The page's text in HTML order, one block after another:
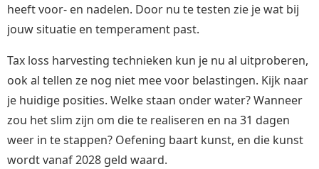
heeft voor- en nadelen. Door nu te testen zie je wat bij
jouw situatie en temperament past.
Tax loss harvesting technieken kun je nu al uitproberen,
ook al tellen ze nog niet mee voor belastingen. Kijk naar
je huidige posities. Welke staan onder water? Wanneer
zou het slim zijn om die te realiseren en na 31 dagen
weer in te stappen? Oefening baart kunst, en die kunst
wordt vanaf 2028 geld waard.